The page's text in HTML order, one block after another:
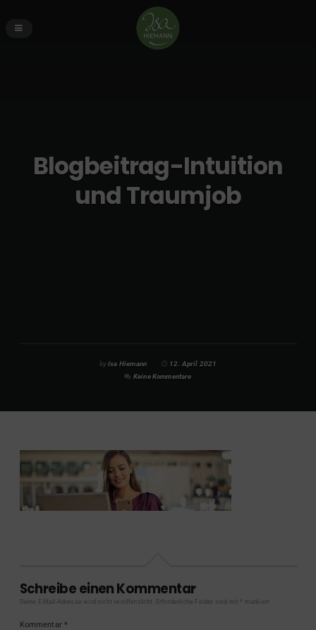
Blogbeitrag-Intuition
und Traumjob
byIsa Hiemann
12. April 2021
Keine Kommentare
Schreibe einen Kommentar
Deine E-Mail-Adresse wird nicht veröffentlicht. Erforderliche Felder sind mit markiert
Kommentar *